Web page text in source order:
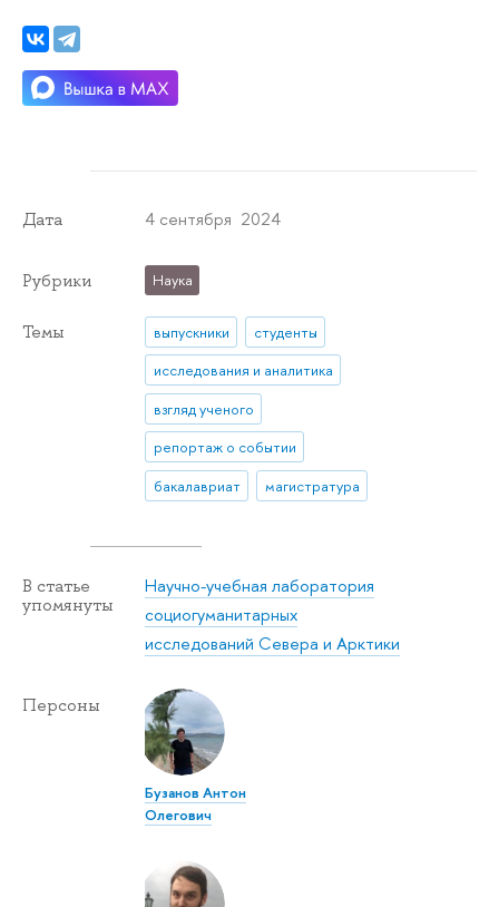
Дата 4 сентября 2024
Рубрики Наука
Темы выпускники
студенты
исследования и аналитика
взгляд ученого
репортаж о событии
бакалавриат
магистратура
В статье
упомянуты
Научно-учебная лаборатория
социогуманитарных
исследований Севера и Арктики
Персоны
Бузанов Антон
Олегович